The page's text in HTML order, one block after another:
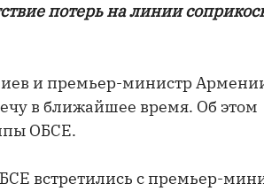
потерь на линии
и премьер-министр
в ближайшее время. Об этом
ОБСЕ.
встретились с премьер-